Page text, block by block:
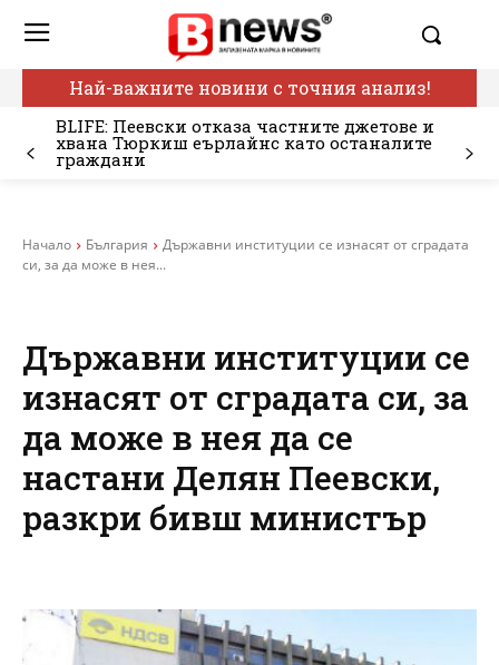
Най-важните новини с точния анализ!
BLIFE: Пеевски отказа частните джетове и
хвана Тюркиш еърлайнс като останалите
граждани
Начало България
Държавни институции се изнасят от сградата
си, за да може в нея...
Държавни институции се
изнасят от сградата си, за
да може в нея да се
настани Делян Пеевски,
разкри бивш министър